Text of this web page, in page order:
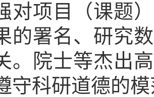
对项目（课题
的署名、研究
。院士等杰出
守科研道德的